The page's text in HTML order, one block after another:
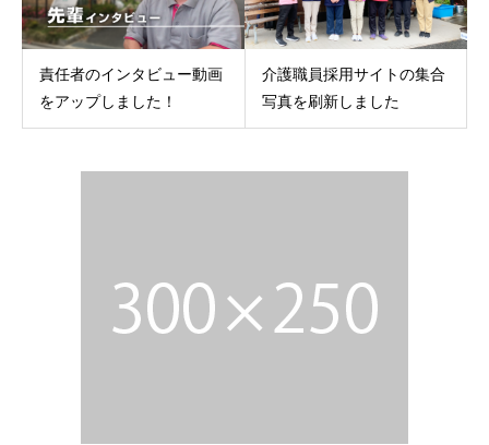
責任者のインタビュー動画
をアップしました！
介護職員採用サイトの集合
写真を刷新しました